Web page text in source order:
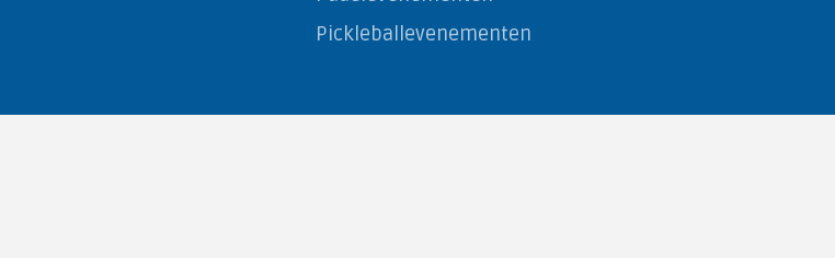
Pickleballevenementen